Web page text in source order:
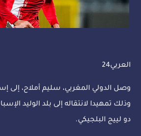
العربي24
وصل الدولي المغربي، سليم أملاح، إلى
وذلك تمهيدا لانتقاله إلى بلد الوليد
دو لييج البلجيكي.